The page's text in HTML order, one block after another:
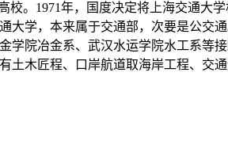
校。1971年，国度决定将上海交通
大学，本来属于交通部，次要是公
学院冶金系、武汉水运学院水工系等
土木匠程、口岸航道取海岸工程、